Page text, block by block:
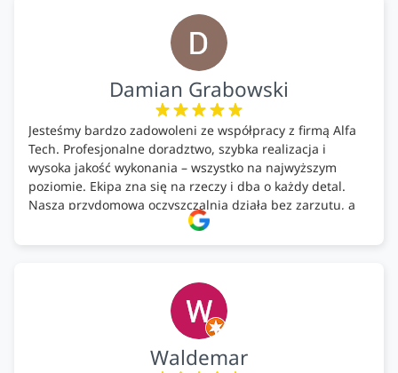
Damian Grabowski
Jesteśmy bardzo zadowoleni ze współpracy z firmą Alfa
Tech. Profesjonalne doradztwo, szybka realizacja i
wysoka jakość wykonania – wszystko na najwyższym
poziomie. Ekipa zna się na rzeczy i dba o każdy detal.
Nasza przydomowa oczyszczalnia działa bez zarzutu, a
całość została wykonana zgodnie z terminem i
ustaleniami. Z czystym sumieniem polecamy Alfa Tech
ekologicznych rozwiązań!🍀
Waldemar